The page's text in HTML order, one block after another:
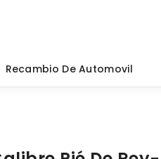
Recambio De Automovil